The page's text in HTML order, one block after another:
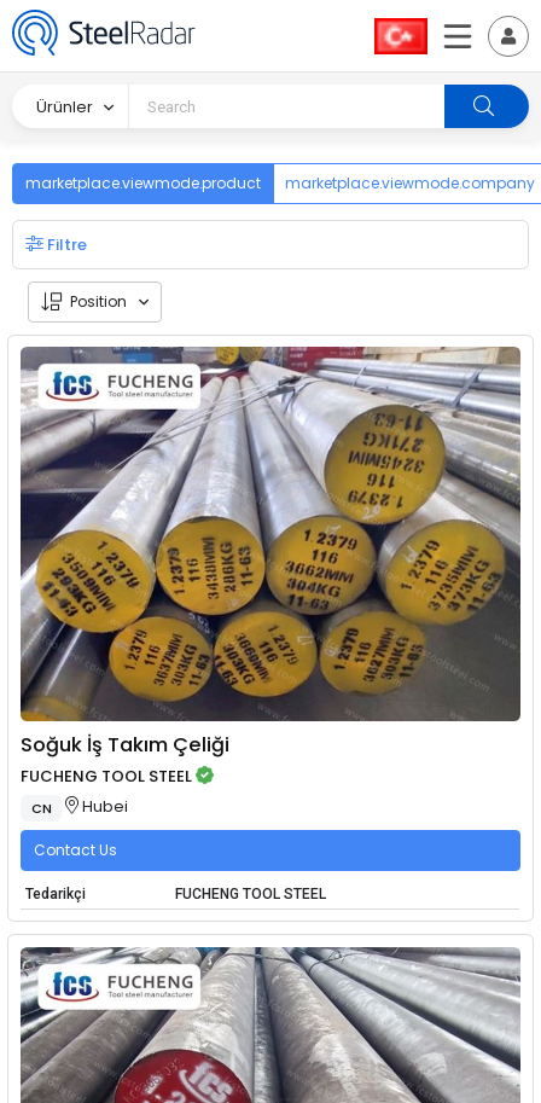
Ürünler
marketplace.viewmode.product marketplace.viewmode.company
Filtre
Position
Soğuk İş Takım Çeliği
FUCHENG TOOL STEEL
CN Hubei
Contact Us
Tedarikçi FUCHENG TOOL STEEL